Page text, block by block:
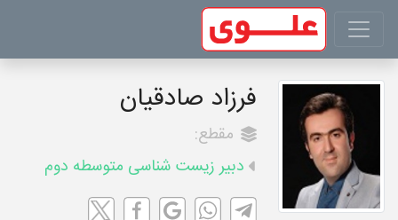
فرزاد صادقیان
مقطع:
دبیر زیست شناسی متوسطه دوم